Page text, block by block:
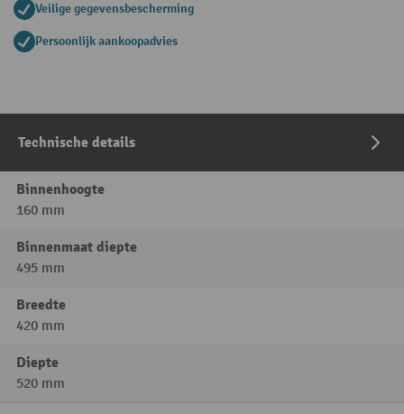
Veilige gegevensbescherming
Persoonlijk aankoopadvies
Technische details
Binnenhoogte
160 mm
Binnenmaat diepte
495 mm
Breedte
420 mm
Diepte
520 mm